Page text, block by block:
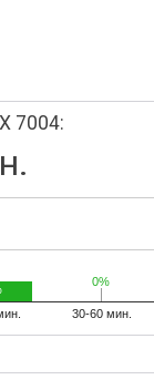
7004:
30-60 мин.
0%
0%